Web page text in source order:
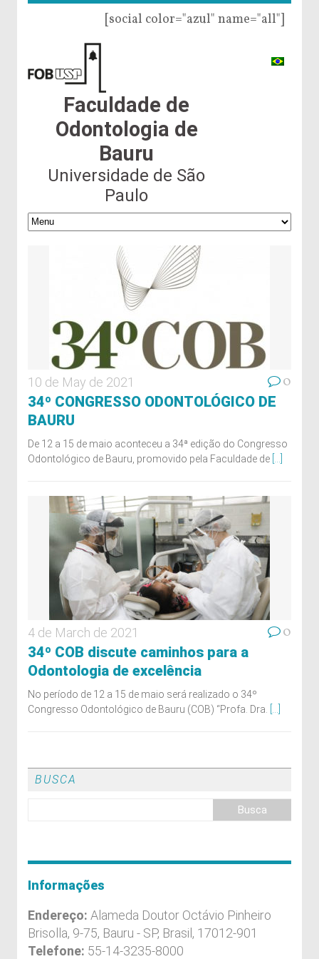
[social color="azul" name="all"]
Faculdade de
Odontologia de
Bauru
Universidade de São
Paulo
10 de May de 2021 0
34º CONGRESSO ODONTOLÓGICO DE
BAURU
De 12 a 15 de maio aconteceu a 34ª edição do Congresso
Odontológico de Bauru, promovido pela Faculdade de
4 de March de 2021 0
34º COB discute caminhos para a
Odontologia de excelência
No período de 12 a 15 de maio será realizado o 34º
Congresso Odontológico de Bauru (COB) “Profa. Dra.
BUSCA
Informações
Endereço: Alameda Doutor Octávio Pinheiro
Brisolla, 9-75, Bauru - SP, Brasil, 17012-901
Telefone: 55-14-3235-8000